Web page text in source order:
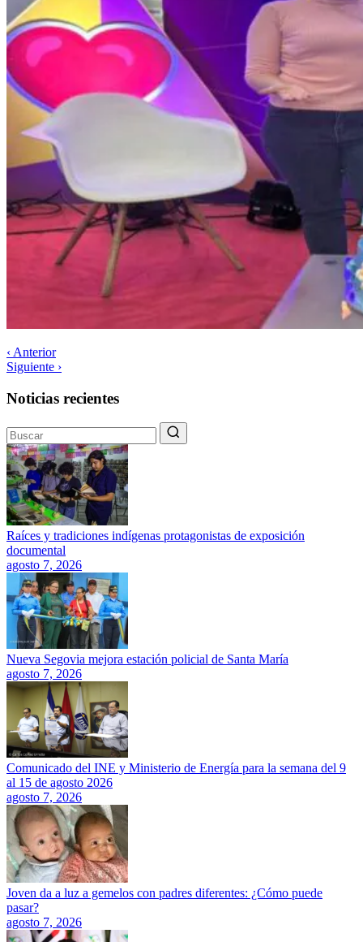
‹ Anterior
Siguiente ›
Noticias recientes
Raíces y tradiciones indígenas protagonistas de exposición
documental
agosto 7, 2026
Nueva Segovia mejora estación policial de Santa María
agosto 7, 2026
Comunicado del INE y Ministerio de Energía para la semana del 9
al 15 de agosto 2026
agosto 7, 2026
Joven da a luz a gemelos con padres diferentes: ¿Cómo puede
pasar?
agosto 7, 2026